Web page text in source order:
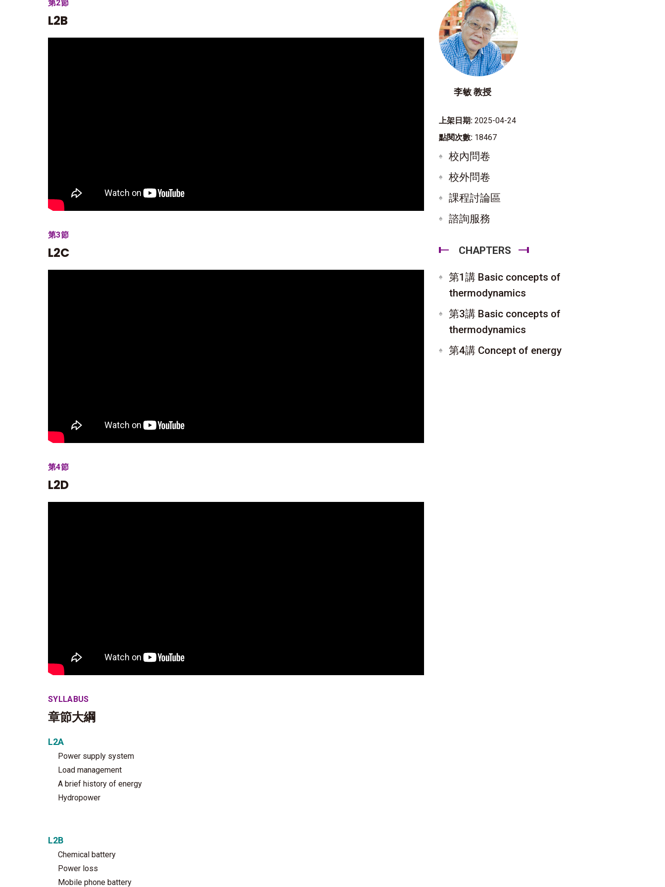
第2節
L2B
第3節
L2C
第4節
L2D
SYLLABUS
章節大綱
L2A
Power supply system
Load management
A brief history of energy
Hydropower
L2B
Chemical battery
Power loss
Mobile phone battery
李敏 教授
上架日期: 2025-04-24
點閱次數: 18467
校內問卷
校外問卷
課程討論區
諮詢服務
CHAPTERS
第1講 Basic concepts of
thermodynamics
第3講 Basic concepts of
thermodynamics
第4講 Concept of energy